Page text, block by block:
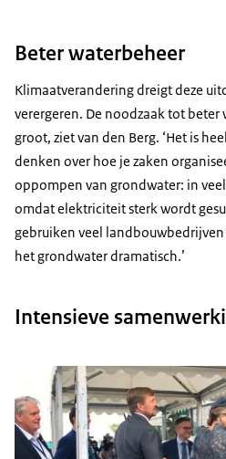
Beter waterbeheer
Klimaatverandering dreigt deze
verergeren. De noodzaak tot beter
groot, ziet van den Berg. ‘Het is
denken over hoe je zaken
oppompen van grondwater: in
omdat elektriciteit sterk wordt
gebruiken veel
het grondwater dramatisch.’
Intensieve